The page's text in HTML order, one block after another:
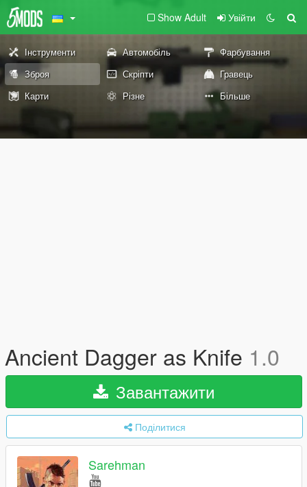
Show Adult Увійти
Інструменти Автомобіль
Фарбування
Зброя
Скріпти
Гравець
Карти
Різне Більше
Ancient Dagger as Knife 1.0
Завантажити
Поділитися
Sarehman